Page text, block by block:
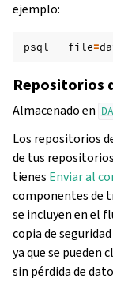
ejemplo:
psql --file=
Repositorios
Almacenado en
Los repositorios
de tus
tienes Enviar al
componentes de
se incluyen en el
copia de
ya que se pueden
sin pérdida de